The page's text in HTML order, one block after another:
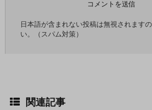
日本語が含まれない投稿は無視されます
い。（スパム対策）
関連記事